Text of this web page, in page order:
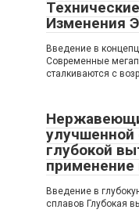
Изменения
Введение в
Современные
сталкиваются с
глубокой
применение
Введение в
сплавов Глубокая